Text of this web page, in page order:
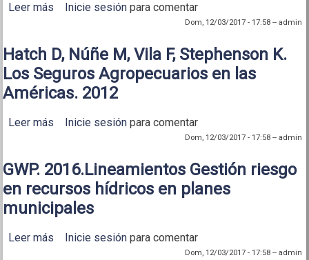
Leer más sobre Hatch D, Núñez M, Vila F. 2015. Desempeño
del mercado de seguros agropecuarios en las
Inicie sesión para comentar
Dom, 12/03/2017 - 17:58-- admin
Hatch D, Núñe M, Vila F, Stephenson K.
Los Seguros Agropecuarios en las
Américas. 2012
Leer más sobre Hatch D, Núñe M, Vila F, Stephenson K. Los
Seguros Agropecuarios en las Américas. 2012
Inicie sesión para comentar
Dom, 12/03/2017 - 17:58-- admin
GWP. 2016.Lineamientos Gestión riesgo
en recursos hídricos en planes
municipales
Leer más sobre GWP. 2016.Lineamientos Gestión riesgo en
recursos hídricos en planes municipales
Inicie sesión para comentar
Dom, 12/03/2017 - 17:58-- admin